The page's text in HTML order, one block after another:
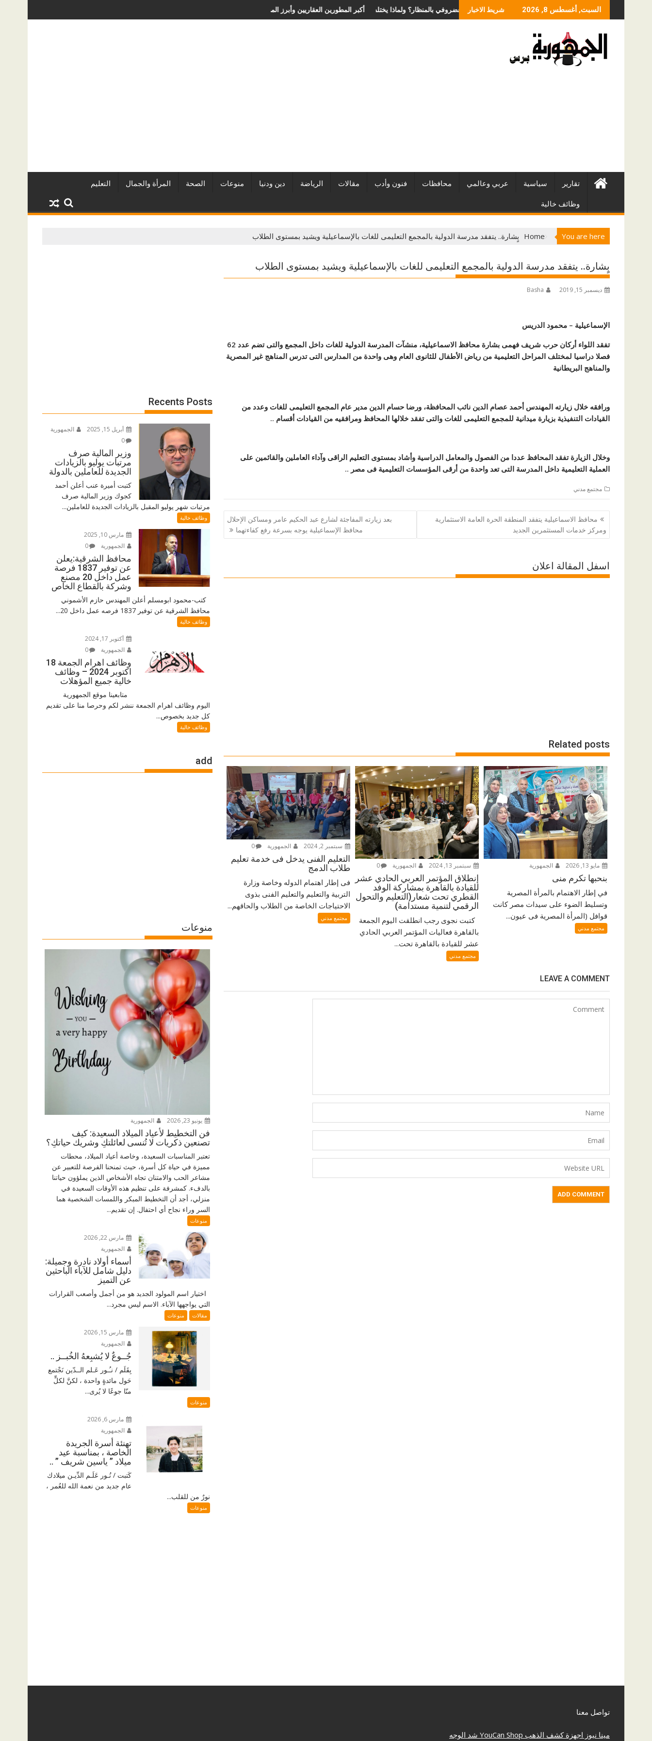
to
السبت, أغسطس 8, 2026 شريط الاخبار أفضل شركات التطوير العقاري في مصر من URE | أكبر المطورين العقاريين وأبرز المشروعاتما الذي يحدد سعر عملية الانزلاق الغضروفي بالمنظار؟ ولماذا يختلف من مريض لآخر؟
تقارير سياسية عربي وعالمي محافظات فنون وأدب مقالات الرياضة دين ودنيا منوعات الصحة المرأة والجمال التعليم
وظائف خالية
You are here
Home بٍشارة.. يتفقد مدرسة الدولية بالمجمع التعليمى للغات بالإسماعيلية ويشيد بمستوى الطلاب
بٍشارة.. يتفقد مدرسة الدولية بالمجمع التعليمى للغات بالإسماعيلية ويشيد بمستوى الطلاب
ديسمبر 15, 2019 Basha
الإسماعيلية – محمود الدريس
تفقد اللواء أركان حرب شريف فهمى بشارة محافظ الاسماعيلية، منشآت المدرسة الدولية للغات داخل المجمع والتى تضم عدد 62
فصلا دراسيا لمختلف المراحل التعليمية من رياض الأطفال للثانوى العام وهى واحدة من المدارس التى تدرس المناهج غير المصرية
والمناهج البريطانية
ورافقه خلال زيارته المهندس أحمد عصام الدين نائب المحافظة، ورضا حسام الدين مدير عام المجمع التعليمى للغات وعدد من
القيادات التنفيذية بزيارة ميدانية للمجمع التعليمى للغات والتى تفقد خلالها المحافظ ومرافقيه من القيادات أقسام ..
وخلال الزيارة تفقد المحافظ عددا من الفصول والمعامل الدراسية وأشاد بمستوى التعليم الراقى وآداء العاملين والقائمين على
العملية التعليمية داخل المدرسة التى تعد واحدة من أرقى المؤسسات التعليمية فى مصر ..
مجتمع مدني
تصفّح
المقالات
محافظ الاسماعيلية يتفقد المنطقة الحرة العامة الاستثمارية
ومركز خدمات المستثمرين الجديد
بعد زيارته المفاجئة لشارع عبد الحكيم عامر ومساكن الإحلال
محافظ الإسماعيلية يوجه بسرعة رفع كفاءتهما
اسفل المقالة اعلان
Related posts
مايو 13, 2026 الجمهورية
بنحبها تكرم منى
في إطار الاهتمام بالمرأة المصرية
وتسليط الضوء على سيدات مصر كانت
قوافل (المرأة المصرية فى عيون...
مجتمع مدني
سبتمبر 13, 2024 الجمهورية 0
إنطلاق المؤتمر العربي الحادي عشر
للقيادة بالقاهرة بمشاركة الوفد
القطري تحت شعار(التعليم والتحول
الرقمي لتنمية مستدامة)
كتبت نجوى رجب انطلقت اليوم الجمعة
بالقاهرة فعاليات المؤتمر العربي الحادي
عشر للقيادة بالقاهرة تحت...
مجتمع مدني
سبتمبر 2, 2024 الجمهورية 0
التعليم الفنى يدخل فى خدمة تعليم
طلاب الدمج
فى إطار اهتمام الدوله وخاصة وزارة
التربية والتعليم والتعليم الفنى بذوى
الاحتياجات الخاصة من الطلاب والحاقهم...
مجتمع مدني
LEAVE A COMMENT
Recents Posts
أبريل 15, 2025
الجمهورية
0
وزير المالية صرف
مرتبات يوليو بالزيادات
الجديدة للعاملين بالدولة
كتبت أميرة عنب أعلن أحمد
كجوك وزير المالية صرف
مرتبات شهر يوليو المقبل بالزيادات الجديدة للعاملين...
وظائف خالية
مارس 10, 2025
الجمهورية
0
محافظ الشرقية:يعلن
عن توفير 1837 فرصة
عمل داخل 20 مصنع
وشركة بالقطاع الخاص
كتب-محمود ابومسلم أعلن المهندس حازم الأشموني
محافظ الشرقية عن توفير 1837 فرصه عمل داخل 20...
وظائف خالية
أكتوبر 17, 2024
الجمهورية
0
وظائف اهرام الجمعة 18
اكتوبر 2024 – وظائف
خالية جميع المؤهلات
متابعينا موقع الجمهورية
اليوم وظائف اهرام الجمعة ننشر لكم وحرصا منا على تقديم
كل جديد بخصوص...
وظائف خالية
add
منوعات
يونيو 23, 2026 الجمهورية
فن التخطيط لأعياد الميلاد السعيدة: كيف
تصنعين ذكريات لا تُنسى لعائلتكِ وشريك حياتكِ؟
تعتبر المناسبات السعيدة، وخاصة أعياد الميلاد، محطات
مميزة في حياة كل أسرة، حيث تمنحنا الفرصة للتعبير عن
مشاعر الحب والامتنان تجاه الأشخاص الذين يملؤون حياتنا
بالدفء. كمشرفة على تنظيم هذه الأوقات السعيدة في
منزلي، أجد أن التخطيط المبكر واللمسات الشخصية هما
السر وراء نجاح أي احتفال. إن تقديم...
منوعات
مارس 22, 2026
الجمهورية
أسماء أولاد نادرة وجميلة:
دليل شامل للآباء الباحثين
عن التميز
اختيار اسم المولود الجديد هو من أجمل وأصعب القرارات
التي يواجهها الآباء. الاسم ليس مجرد...
مقالات منوعات
مارس 15, 2026
الجمهورية
جُــوعٌ لا يُشبِعهُ الخُبــز ..
بِقَلَم / نـُـور عَـلم الــدّين نَجْتمع
حَول مائدةٍ واحدة ، لكنَّ لكلٍّ
منّا جوعًا لا يُرى...
منوعات
مارس 6, 2026
الجمهورية
تهنئة أسرة الجريدة
الخاصة ، بمناسبة عيد
ميلاد ” ياسين شريف ” ..
كَتبت / نُـور عَلَـم الدِّيـن ميلادك
عام جديد من نعمة الله للعُمر ،
نورٌ من للقلب...
منوعات
تواصل معنا
مينا نيوز اجهزة كشف الذهب YouCan Shop شد الوجه